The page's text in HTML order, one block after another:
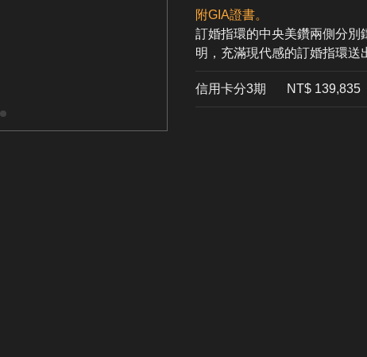
附GIA證書。
訂婚指環的中央美鑽兩側分別
明，充滿現代感的訂婚指環送
信用卡分3期 ​NT$ 139,835